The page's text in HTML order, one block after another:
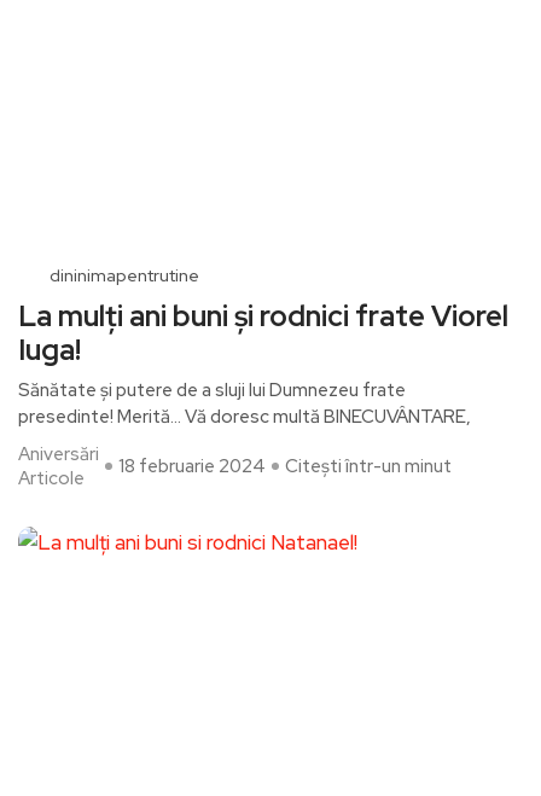
dininimapentrutine
La mulți ani buni și rodnici frate Viorel
Iuga!
Sănătate și putere de a sluji lui Dumnezeu frate
presedinte! Merită… Vă doresc multă BINECUVÂNTARE,
Aniversări
Articole
18 februarie 2024 Citești într-un minut